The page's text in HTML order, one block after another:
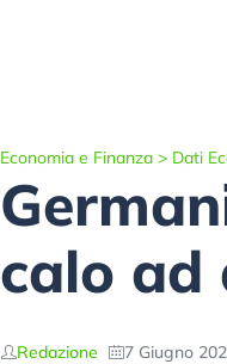
Economia e Finanza > Dati
calo ad
Redazione 7 Giugno